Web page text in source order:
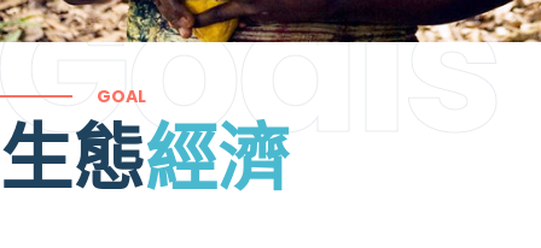
GOAL
生態經濟